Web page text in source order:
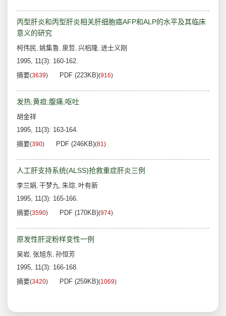
丙型肝炎和丙型肝炎相关肝细胞癌AFP和ALP的水平及其临床
意义的研究
柯伟民, 姚集鲁, 泉哲, 兴梠隆, 进士义刚
1995, 11(3): 160-162.
摘要(3639) PDF (223KB)(916)
发热;黄疸;腹痛;呕吐
胡金祥
1995, 11(3): 163-164.
摘要(390) PDF (246KB)(81)
人工肝支持系统(ALSS)抢救重症肝炎三例
李兰娟, 干梦九, 朱琮, 叶有新
1995, 11(3): 165-166.
摘要(3590) PDF (170KB)(974)
原发性肝淀粉样变性一例
吴岩, 张旭东, 孙恒芳
1995, 11(3): 166-168.
摘要(3420) PDF (259KB)(1069)